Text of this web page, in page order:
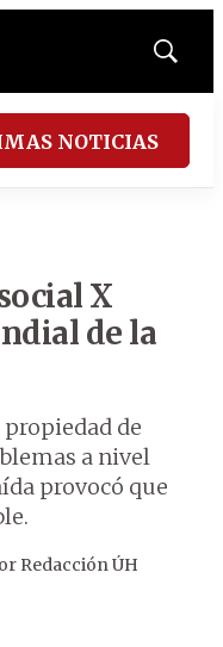
Mostrar
NOTICIAS
X
de la
de
a nivel
provocó que
Redacción ÚH